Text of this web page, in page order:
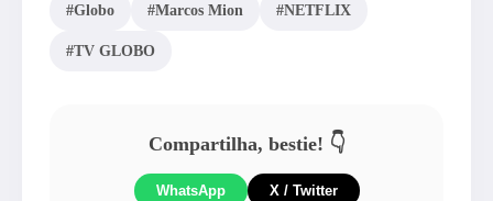
#Globo #Marcos Mion #NETFLIX
#TV GLOBO
Compartilha, bestie! 👇
WhatsApp X / Twitter